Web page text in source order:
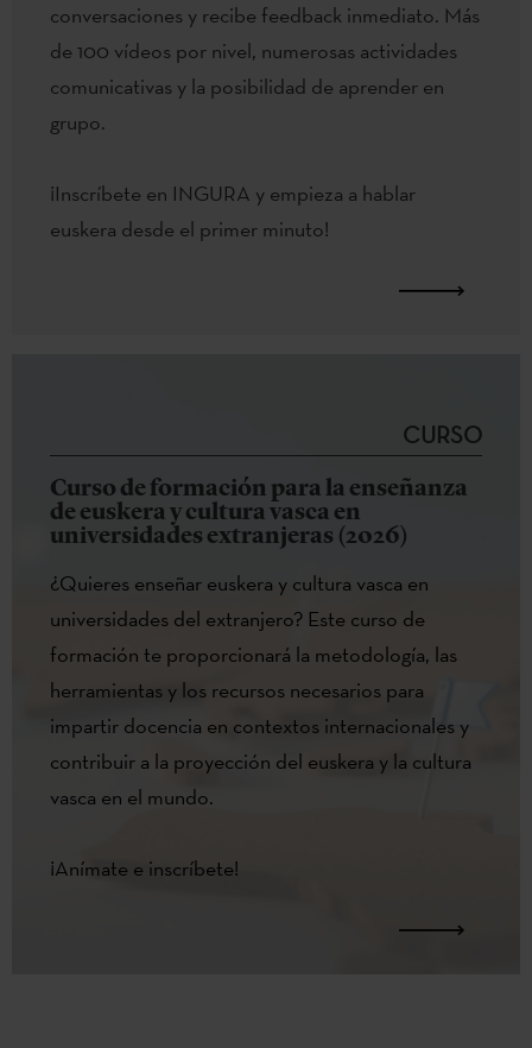
conversaciones y recibe feedback inmediato. Más
de 100 vídeos por nivel, numerosas actividades
comunicativas y la posibilidad de aprender en
grupo.
¡Inscríbete en INGURA y empieza a hablar
euskera desde el primer minuto!
CURSO
Curso de formación para la enseñanza
de euskera y cultura vasca en
universidades extranjeras (2026)
¿Quieres enseñar euskera y cultura vasca en
universidades del extranjero? Este curso de
formación te proporcionará la metodología, las
herramientas y los recursos necesarios para
impartir docencia en contextos internacionales y
contribuir a la proyección del euskera y la cultura
vasca en el mundo.
¡Anímate e inscríbete!